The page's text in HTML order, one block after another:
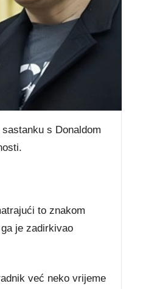
s Donaldom
to znakom
je zadirkivao
već neko vrijeme